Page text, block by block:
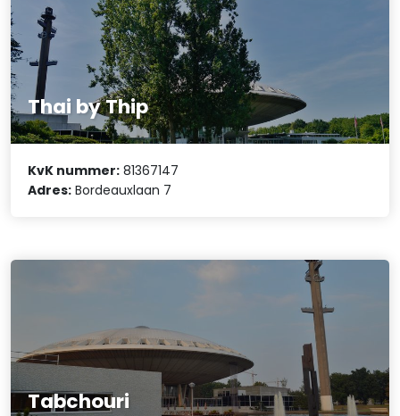
Thai by Thip
KvK nummer: 81367147
Adres: Bordeauxlaan 7
Tabchouri